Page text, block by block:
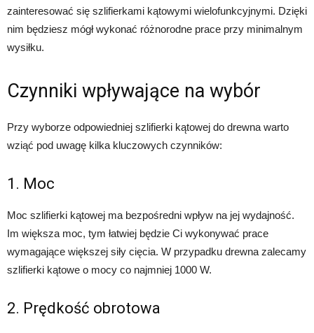
zainteresować się szlifierkami kątowymi wielofunkcyjnymi. Dzięki
nim będziesz mógł wykonać różnorodne prace przy minimalnym
wysiłku.
Czynniki wpływające na wybór
Przy wyborze odpowiedniej szlifierki kątowej do drewna warto
wziąć pod uwagę kilka kluczowych czynników:
1. Moc
Moc szlifierki kątowej ma bezpośredni wpływ na jej wydajność.
Im większa moc, tym łatwiej będzie Ci wykonywać prace
wymagające większej siły cięcia. W przypadku drewna zalecamy
szlifierki kątowe o mocy co najmniej 1000 W.
2. Prędkość obrotowa